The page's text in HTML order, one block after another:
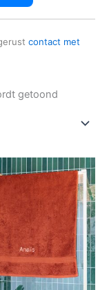
contact met
getoond